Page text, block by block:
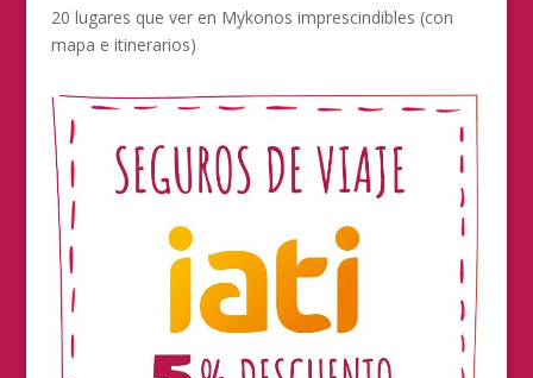
20 lugares que ver en Mykonos imprescindibles (con
mapa e itinerarios)